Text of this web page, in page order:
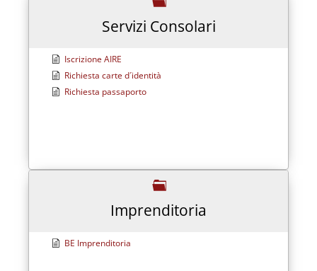
Servizi Consolari
Iscrizione AIRE
Richiesta carte d´identità
Richiesta passaporto
Imprenditoria
BE Imprenditoria